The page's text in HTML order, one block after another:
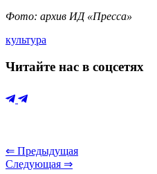
Фото: архив ИД «Пресса»
культура
Читайте нас в соцсетях
⇐ Предыдущая
Следующая ⇒